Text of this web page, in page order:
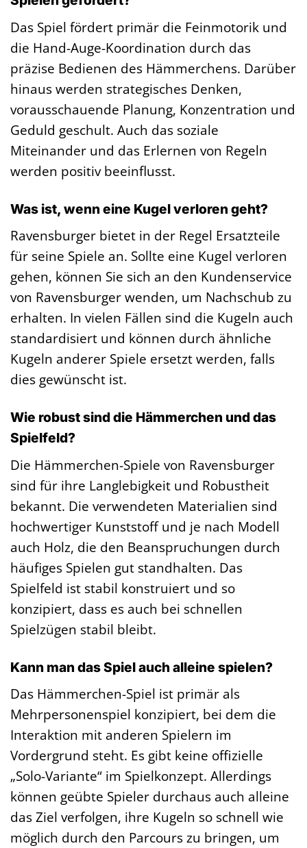
Das Spiel fördert primär die Feinmotorik und
die Hand-Auge-Koordination durch das
präzise Bedienen des Hämmerchens. Darüber
hinaus werden strategisches Denken,
vorausschauende Planung, Konzentration und
Geduld geschult. Auch das soziale
Miteinander und das Erlernen von Regeln
werden positiv beeinflusst.
Was ist, wenn eine Kugel verloren geht?
Ravensburger bietet in der Regel Ersatzteile
für seine Spiele an. Sollte eine Kugel verloren
gehen, können Sie sich an den Kundenservice
von Ravensburger wenden, um Nachschub zu
erhalten. In vielen Fällen sind die Kugeln auch
standardisiert und können durch ähnliche
Kugeln anderer Spiele ersetzt werden, falls
dies gewünscht ist.
Wie robust sind die Hämmerchen und das
Spielfeld?
Die Hämmerchen-Spiele von Ravensburger
sind für ihre Langlebigkeit und Robustheit
bekannt. Die verwendeten Materialien sind
hochwertiger Kunststoff und je nach Modell
auch Holz, die den Beanspruchungen durch
häufiges Spielen gut standhalten. Das
Spielfeld ist stabil konstruiert und so
konzipiert, dass es auch bei schnellen
Spielzügen stabil bleibt.
Kann man das Spiel auch alleine spielen?
Das Hämmerchen-Spiel ist primär als
Mehrpersonenspiel konzipiert, bei dem die
Interaktion mit anderen Spielern im
Vordergrund steht. Es gibt keine offizielle
„Solo-Variante“ im Spielkonzept. Allerdings
können geübte Spieler durchaus auch alleine
das Ziel verfolgen, ihre Kugeln so schnell wie
möglich durch den Parcours zu bringen, um